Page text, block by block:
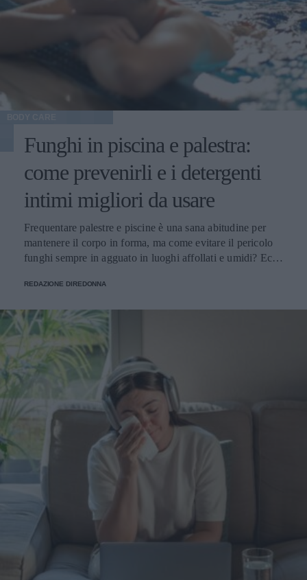
Funghi in piscina e palestra:
come prevenirli e i detergenti
intimi migliori da usare
Frequentare palestre e piscine è una sana abitudine per
mantenere il corpo in forma, ma come evitare il pericolo
funghi sempre in agguato in luoghi affollati e umidi? Ecco
REDAZIONE DIREDONNA